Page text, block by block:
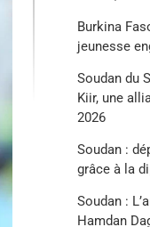
Burkina
jeunesse
Soudan du
Kiir, une
2026
Soudan :
grâce à la
Soudan :
Hamdan